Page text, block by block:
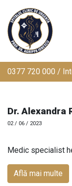
0377 720 000 /
Dr. Alexandra
02 / 06 / 2023
Medic specialist
Află mai multe